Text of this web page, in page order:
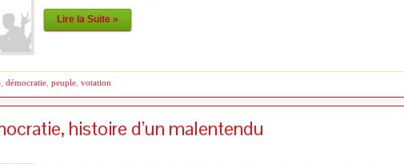
Lire la Suite »
démocratie peuple votation
histoire d’un malentendu